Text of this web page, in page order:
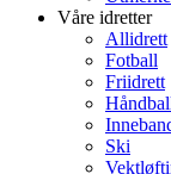
Våre idretter
Allidrett
Fotball
Friidrett
Ski